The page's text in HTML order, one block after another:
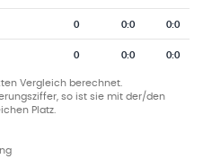
0 0:0 0:0
0 0:0 0:0
Vergleich berechnet.
so ist sie mit der/den
Platz.